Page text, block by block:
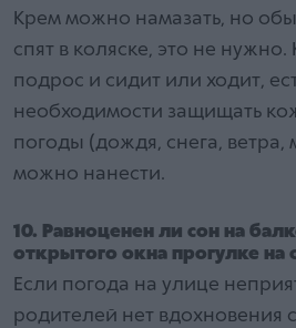
Крем можно намазать, но
спят в коляске, это не
подрос и сидит или ходит,
необходимости защищать
погоды (дождя, снега, ветра,
можно нанести.
10. Равноценен ли сон на
открытого окна прогулке на
Если погода на улице
родителей нет вдохновения